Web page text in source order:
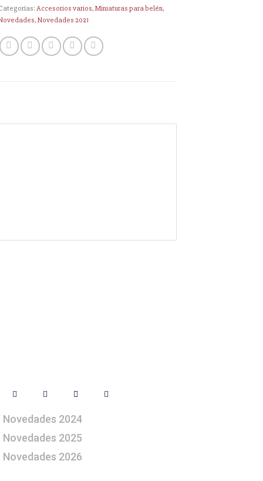
Accesorios varios,Miniaturas para belén,
,Novedades 2021
Novedades 2024
Novedades 2025
Novedades 2026